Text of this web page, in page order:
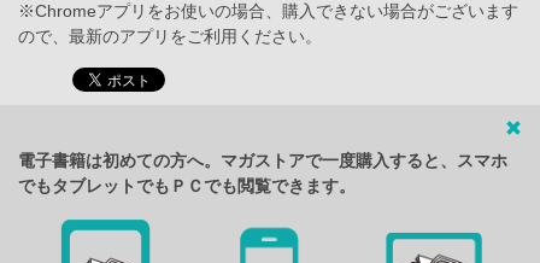
※Chromeアプリをお使いの場合、購入できない場合がございます
ので、最新のアプリをご利用ください。
電子書籍は初めての方へ。マガストアで一度購入すると、スマホ
でもタブレットでもＰＣでも閲覧できます。